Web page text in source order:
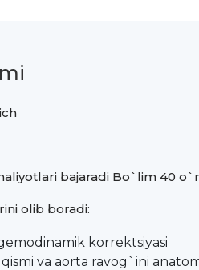
bajaradi Bo`lim 40
olib boradi:
korrektsiyasi
va aorta ravog`ini